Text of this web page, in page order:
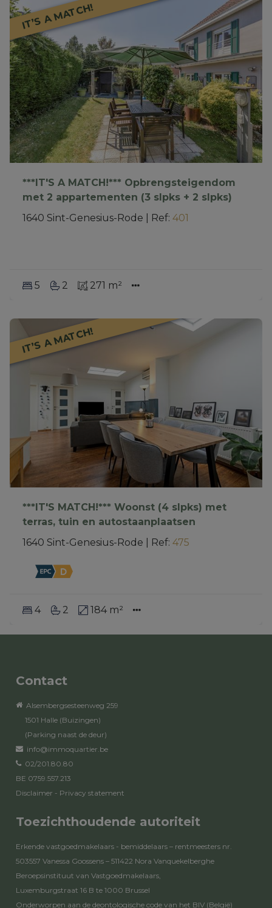
IT’S A MATCH!
***IT'S A MATCH!*** Opbrengsteigendom
met 2 appartementen (3 slpks + 2 slpks)
1640 Sint-Genesius-Rode
Ref: 401
5 2 271 m²
IT’S A MATCH!
***IT'S MATCH!*** Woonst (4 slpks) met
terras, tuin en autostaanplaatsen
1640 Sint-Genesius-Rode
Ref: 475
4 2 184 m²
Contact
Alsembergsesteenweg 259
1501 Halle (Buizingen)
(Parking naast de deur)
info@immoquartier.be
02/201.80.80
BE 0759.557.213
Disclaimer - Privacy statement
Toezichthoudende autoriteit
Erkende vastgoedmakelaars - bemiddelaars – rentmeesters nr.
503557 Vanessa Goossens – 511422 Nora Vanquekelberghe
Beroepsinstituut van Vastgoedmakelaars,
Luxemburgstraat 16 B te 1000 Brussel
Onderworpen aan de deontologische code van het BIV (België)